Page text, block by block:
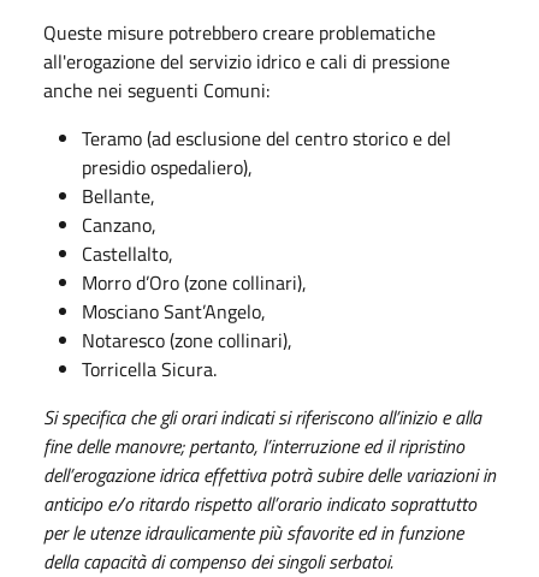
Queste misure potrebbero creare problematiche
all'erogazione del servizio idrico e cali di pressione
anche nei seguenti Comuni:
Teramo (ad esclusione del centro storico e del
presidio ospedaliero),
Bellante,
Canzano,
Castellalto,
Morro d’Oro (zone collinari),
Mosciano Sant’Angelo,
Notaresco (zone collinari),
Torricella Sicura.
Si specifica che gli orari indicati si riferiscono all’inizio e alla
fine delle manovre; pertanto, l’interruzione ed il ripristino
dell’erogazione idrica effettiva potrà subire delle variazioni in
anticipo e/o ritardo rispetto all’orario indicato soprattutto
per le utenze idraulicamente più sfavorite ed in funzione
della capacità di compenso dei singoli serbatoi.